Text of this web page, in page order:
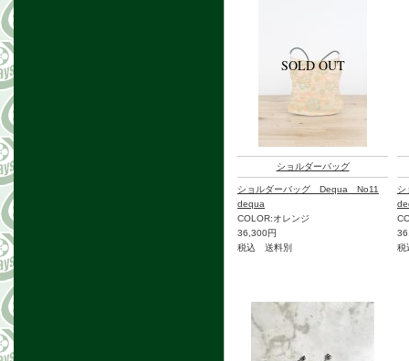
ショルダーバッグ
ショルダーバッグ Dequa No11
dequa
COLOR:オレンジ
36,300円
税込 送料別
税